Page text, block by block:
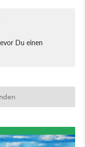
Du einen